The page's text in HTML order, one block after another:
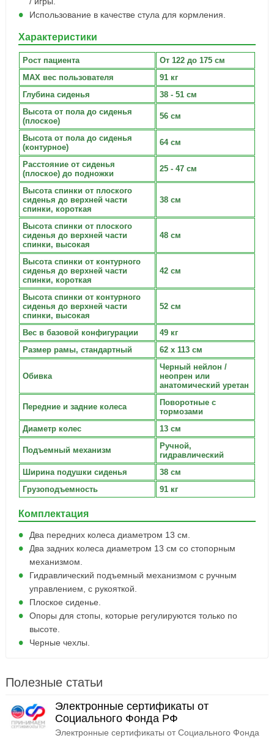
Использование в качестве стула для кормления.
Характеристики
Рост пациента
От 122 до 175 см
MAX вес пользователя
91 кг
Глубина сиденья
38 - 51 см
Высота от пола до сиденья
(плоское)
56 см
Высота от пола до сиденья
(контурное)
64 см
Расстояние от сиденья
(плоское) до подножки
25 - 47 см
Высота спинки от плоского
сиденья до верхней части
спинки, короткая
38 см
Высота спинки от плоского
сиденья до верхней части
спинки, высокая
48 см
Высота спинки от контурного
сиденья до верхней части
спинки, короткая
42 см
Высота спинки от контурного
сиденья до верхней части
спинки, высокая
52 см
Вес в базовой конфигурации
49 кг
Размер рамы, стандартный
62 x 113 см
Обивка
Черный нейлон /
неопрен или
анатомический уретан
Передние и задние колеса
Поворотные с
тормозами
Диаметр колес
13 см
Подъемный механизм
Ручной,
гидравлический
Ширина подушки сиденья
38 см
Грузоподъемность
91 кг
Комплектация
Два передних колеса диаметром 13 см.
Два задних колеса диаметром 13 см со стопорным
механизмом.
Гидравлический подъемный механизмом с ручным
управлением, с рукояткой.
Плоское сиденье.
Опоры для стопы, которые регулируются только по
высоте.
Черные чехлы.
Полезные статьи
Электронные сертификаты от
Социального Фонда РФ
Электронные сертификаты от Социального Фонда